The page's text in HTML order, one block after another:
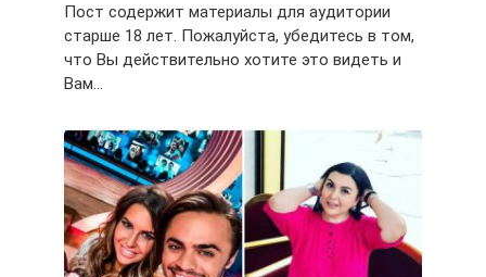
Пост содержит материалы для аудитории
старше 18 лет. Пожалуйста, убедитесь в том,
что Вы действительно хотите это видеть и
Вам…